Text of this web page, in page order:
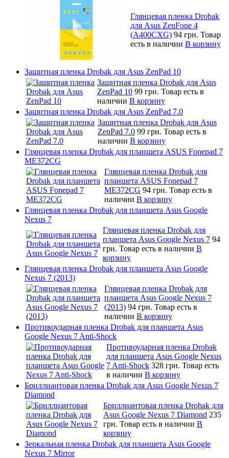
Глянцевая пленка Drobak
для Asus ZenFone 4
(A400CXG) 94 грн. Товар
есть в наличии В корзину
Защитная пленка Drobak для Asus ZenPad 10
Защитная пленка Drobak для Asus
ZenPad 10 99 грн. Товар есть в
наличии В корзину
Защитная пленка Drobak для Asus ZenPad 7.0
Защитная пленка Drobak для Asus
ZenPad 7.0 99 грн. Товар есть в
наличии В корзину
Глянцевая пленка Drobak для планшета ASUS Fonepad 7
ME372CG
Глянцевая пленка Drobak для
планшета ASUS Fonepad 7
ME372CG 94 грн. Товар есть в
наличии В корзину
Глянцевая пленка Drobak для планшета Asus Google
Nexus 7
Глянцевая пленка Drobak для
планшета Asus Google Nexus 7 94
грн. Товар есть в наличии В
корзину
Глянцевая пленка Drobak для планшета Asus Google
Nexus 7 (2013)
Глянцевая пленка Drobak для
планшета Asus Google Nexus 7
(2013) 94 грн. Товар есть в
наличии В корзину
Противоударная пленка Drobak для планшета Asus
Google Nexus 7 Anti-Shock
Противоударная пленка Drobak
для планшета Asus Google Nexus
7 Anti-Shock 328 грн. Товар есть
в наличии В корзину
Бриллиантовая пленка Drobak для Asus Google Nexus 7
Diamond
Бриллиантовая пленка Drobak для
Asus Google Nexus 7 Diamond 235
грн. Товар есть в наличии В
корзину
Зеркальная пленка Drobak для планшета Asus Google
Nexus 7 Mirror